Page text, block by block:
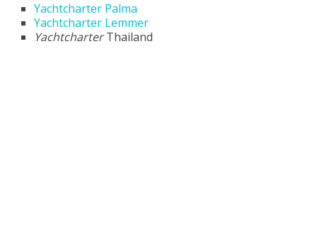
Yachtcharter Palma
Yachtcharter Lemmer
YachtcharterThailand